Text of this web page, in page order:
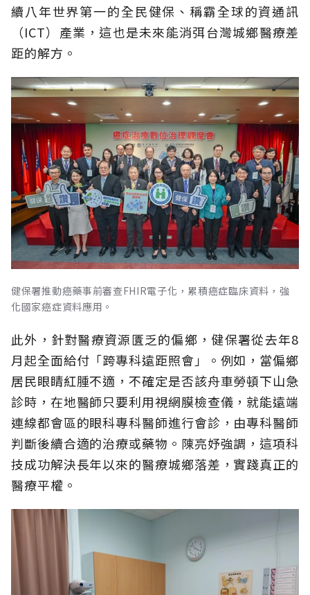
續八年世界第一的全民健保、稱霸全球的資通訊
（ICT）產業，這也是未來能消弭台灣城鄉醫療差
距的解方。
健保署推動癌藥事前審查FHIR電子化，累積癌症臨床資料，強
化國家癌症資料應用。
此外，針對醫療資源匱乏的偏鄉，健保署從去年8
月起全面給付「跨專科遠距照會」。例如，當偏鄉
居民眼睛紅腫不適，不確定是否該舟車勞頓下山急
診時，在地醫師只要利用視網膜檢查儀，就能遠端
連線都會區的眼科專科醫師進行會診，由專科醫師
判斷後續合適的治療或藥物。陳亮妤強調，這項科
技成功解決長年以來的醫療城鄉落差，實踐真正的
醫療平權。